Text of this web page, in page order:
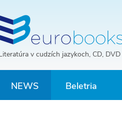
v cudzích jazykoch, CD, DVD
NEWS Beletria